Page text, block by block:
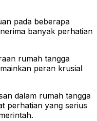
pada beberapa
banyak perhatian
rumah tangga
peran krusial
dalam rumah tangga
perhatian yang serius